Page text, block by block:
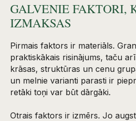
GALVENIE FAKTORI,
IZMAKSAS
Pirmais faktors ir materiāls.
praktiskākais risinājums, taču
krāsas, struktūras un cenu
un melnie varianti parasti ir
retāki toņi var būt dārgāki.
Otrais faktors ir izmērs. Jo